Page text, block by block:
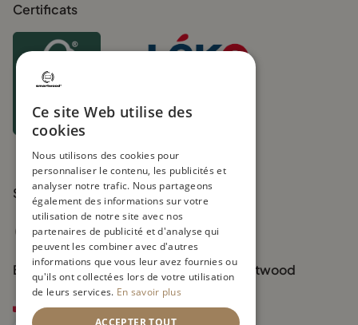
Certificats
1655198242361
UIN FR271219_01XYOL
Suivez-nous
Boutiques officielles de la marque Smartwood
smartwood.pl
Ce site Web utilise des
cookies
Nous utilisons des cookies pour
personnaliser le contenu, les publicités et
analyser notre trafic. Nous partageons
également des informations sur votre
utilisation de notre site avec nos
partenaires de publicité et d'analyse qui
peuvent les combiner avec d'autres
informations que vous leur avez fournies ou
qu'ils ont collectées lors de votre utilisation
de leurs services. En savoir plus
ACCEPTER TOUT